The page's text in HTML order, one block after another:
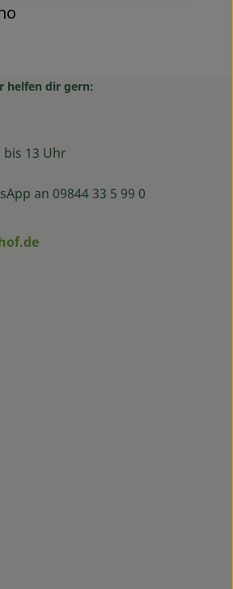
helfen dir gern:
13 Uhr
an 09844 33 5 99 0